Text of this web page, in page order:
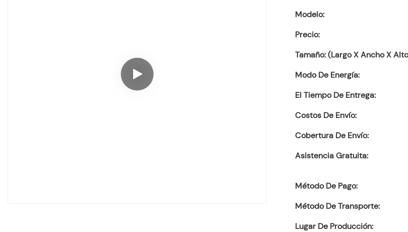
Modelo:
Precio:
Tamaño: (largo X Ancho X
Modo De Energía:
El Tiempo De Entrega:
Costos De Envío:
Cobertura De Envío:
Asistencia Gratuita:
Método De Pago:
Método De Transporte:
Lugar De Producción: